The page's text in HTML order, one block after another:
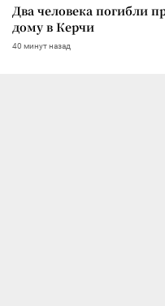
Два человека погибли
дому в Керчи
40 минут назад